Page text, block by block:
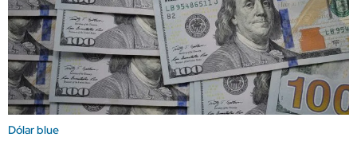
Dólar blue